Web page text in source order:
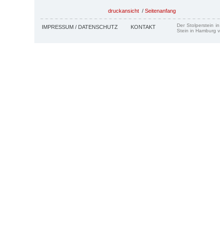
druckansicht / Seitenanfang
IMPRESSUM / DATENSCHUTZ KONTAKT
Der Stolperstein
Stein in Hamburg